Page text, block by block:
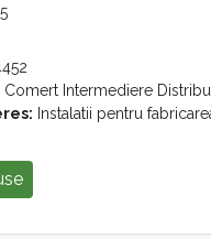
Comert Intermediere
Instalatii pentru